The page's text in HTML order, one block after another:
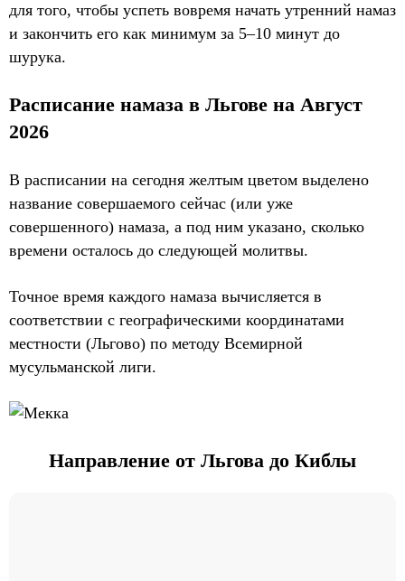
для того, чтобы успеть вовремя начать утренний намаз
и закончить его как минимум за 5–10 минут до
шурука.
Расписание намаза в Льгове на Август
2026
В расписании на сегодня желтым цветом выделено
название совершаемого сейчас (или уже
совершенного) намаза, а под ним указано, сколько
времени осталось до следующей молитвы.
Точное время каждого намаза вычисляется в
соответствии с географическими координатами
местности (Льгово) по методу Всемирной
мусульманской лиги.
Направление от Льгова до Киблы